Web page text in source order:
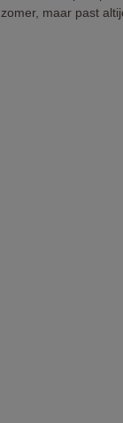
zomer, maar past